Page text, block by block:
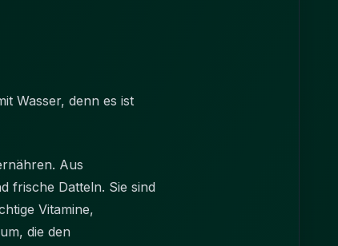
Wasser, denn es ist
Aus
frische Datteln. Sie sind
Vitamine,
die den